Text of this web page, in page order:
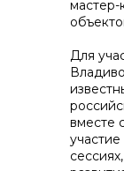
мастер-
Для
вместе